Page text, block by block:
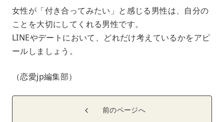
女性が「付き合ってみたい」と感じる男性は、自分の
ことを大切にしてくれる男性です。
LINEやデートにおいて、どれだけ考えているかをアピ
ールしましょう。
（恋愛jp編集部）
前のページへ